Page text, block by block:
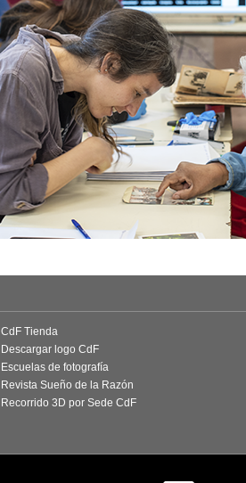
CdF Tienda
Descargar logo CdF
Escuelas de fotografía
Revista Sueño de la Razón
Recorrido 3D por Sede CdF